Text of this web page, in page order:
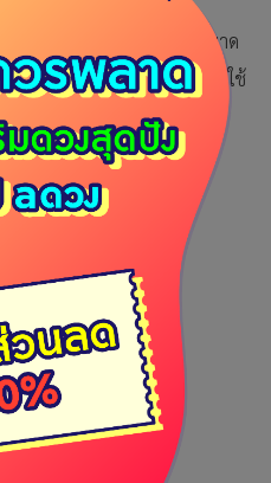
ในฐานะ ต้นแบบ “ผู้รักษาที่บาด
ที่แม้จะได้รับบาดแผล แต่กลับใช้
าและสอนผู้อื่นต่อไป
และนักรักษา